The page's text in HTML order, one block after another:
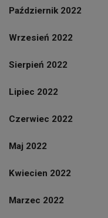
Październik 2022
Wrzesień 2022
Sierpień 2022
Lipiec 2022
Czerwiec 2022
Maj 2022
Kwiecien 2022
Marzec 2022